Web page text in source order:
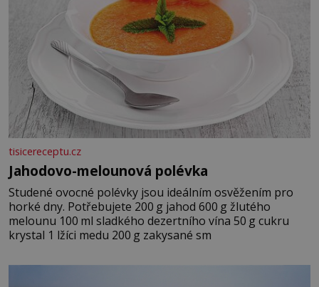
tisicereceptu.cz
Jahodovo-melounová polévka
Studené ovocné polévky jsou ideálním osvěžením pro
horké dny. Potřebujete 200 g jahod 600 g žlutého
melounu 100 ml sladkého dezertního vína 50 g cukru
krystal 1 lžíci medu 200 g zakysané sm